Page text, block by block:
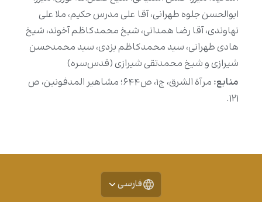
ابوالحسن جلوه طهرانی، آقا علی مدرس حکیم، ملا علی
نهاوندی، آقا رضا همدانی، شیخ محمدکاظم آخوند، شیخ
هادی طهرانی، سید محمدکاظم یزدی، سید محمدحسن
شیرازی و شیخ محمدتقی شیرازی (قدس‌سره)
منابع:
مرآة الشرق، ج۱، ص۶۴۴؛ مشاهیر المدفونین، ص
۱۲۱.
فارسی